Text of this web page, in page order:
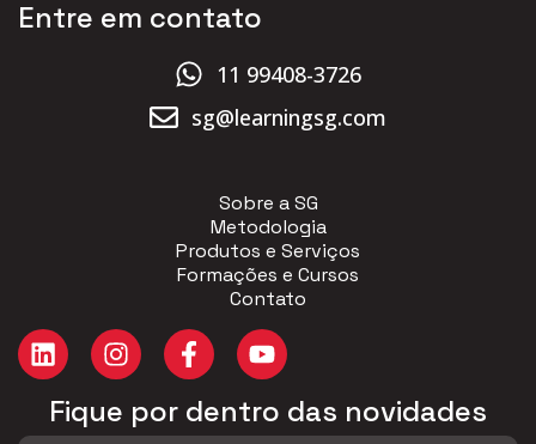
Entre em contato
11 99408-3726
sg@learningsg.com
Sobre a SG
Metodologia
Produtos e Serviços
Formações e Cursos
Contato
Fique por dentro das novidades